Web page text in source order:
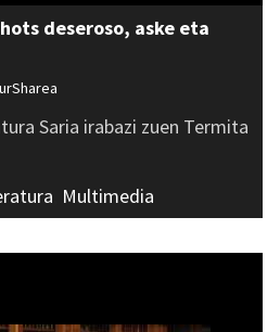
deseroso, aske eta
Saria irabazi zuen Termita
Multimedia